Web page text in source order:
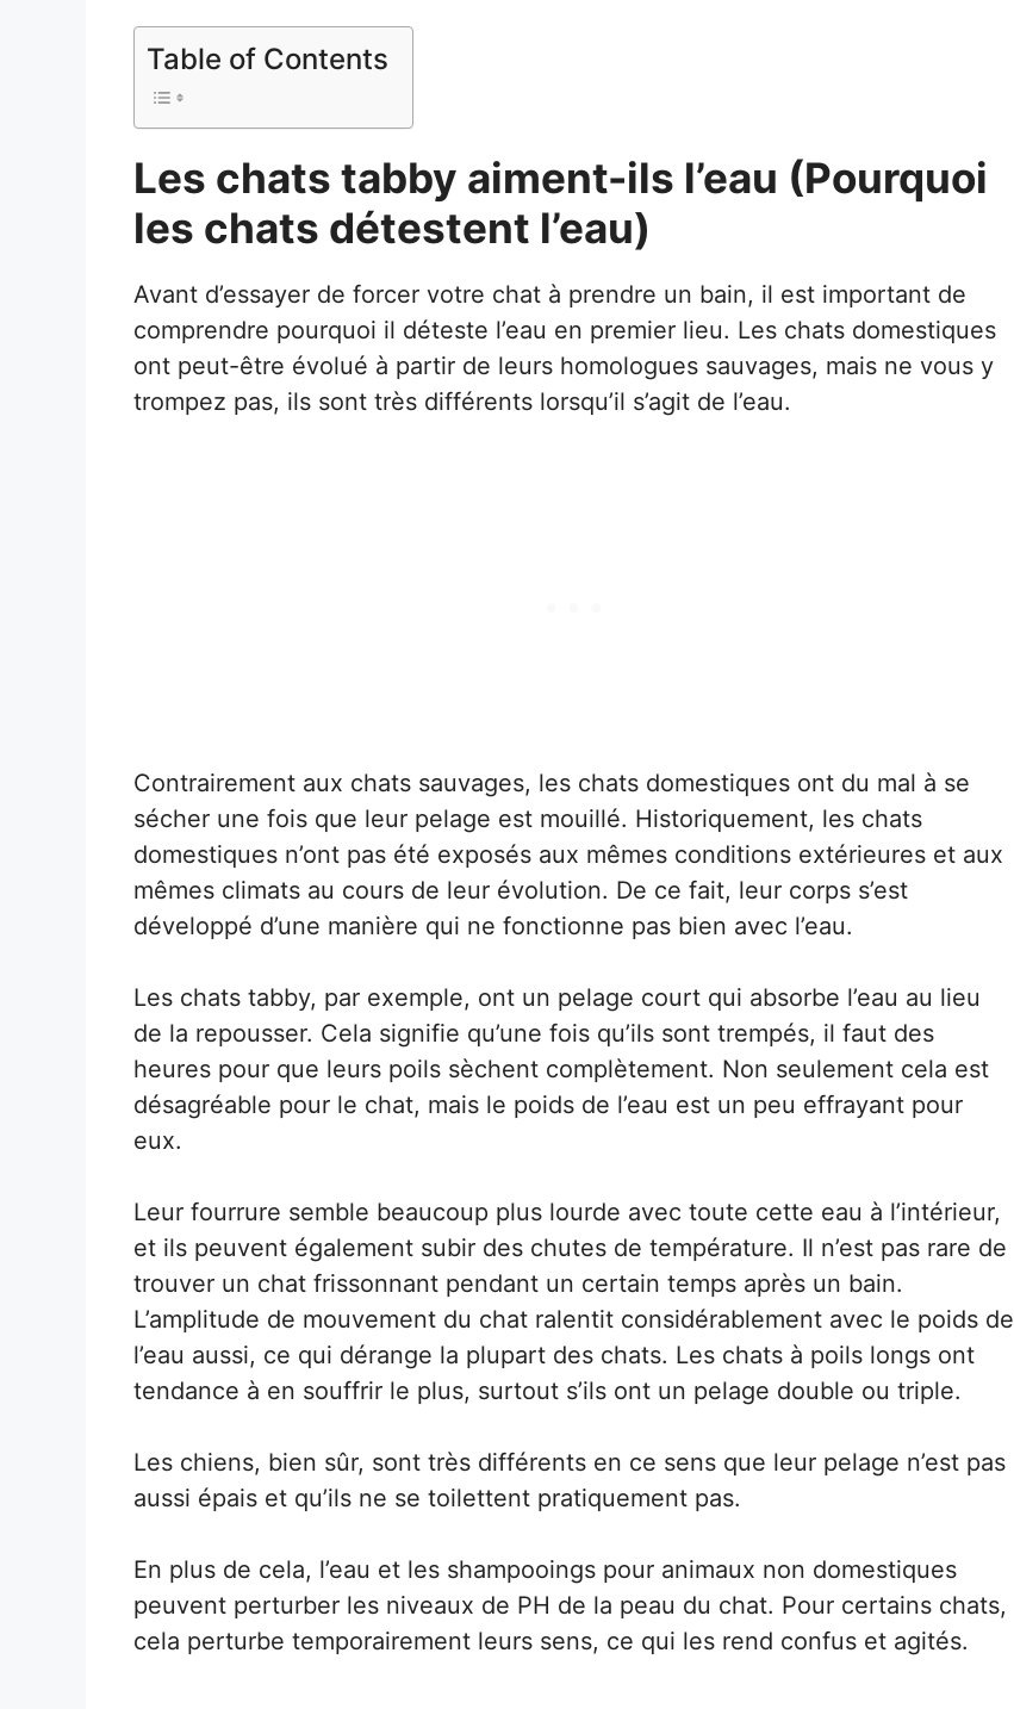
Table of Contents
Les chats tabby aiment-ils l’eau (Pourquoi
les chats détestent l’eau)
Avant d’essayer de forcer votre chat à prendre un bain, il est important de
comprendre pourquoi il déteste l’eau en premier lieu. Les chats domestiques
ont peut-être évolué à partir de leurs homologues sauvages, mais ne vous y
trompez pas, ils sont très différents lorsqu’il s’agit de l’eau.
Contrairement aux chats sauvages, les chats domestiques ont du mal à se
sécher une fois que leur pelage est mouillé. Historiquement, les chats
domestiques n’ont pas été exposés aux mêmes conditions extérieures et aux
mêmes climats au cours de leur évolution. De ce fait, leur corps s’est
développé d’une manière qui ne fonctionne pas bien avec l’eau.
Les chats tabby, par exemple, ont un pelage court qui absorbe l’eau au lieu
de la repousser. Cela signifie qu’une fois qu’ils sont trempés, il faut des
heures pour que leurs poils sèchent complètement. Non seulement cela est
désagréable pour le chat, mais le poids de l’eau est un peu effrayant pour
eux.
Leur fourrure semble beaucoup plus lourde avec toute cette eau à l’intérieur,
et ils peuvent également subir des chutes de température. Il n’est pas rare de
trouver un chat frissonnant pendant un certain temps après un bain.
L’amplitude de mouvement du chat ralentit considérablement avec le poids de
l’eau aussi, ce qui dérange la plupart des chats. Les chats à poils longs ont
tendance à en souffrir le plus, surtout s’ils ont un pelage double ou triple.
Les chiens, bien sûr, sont très différents en ce sens que leur pelage n’est pas
aussi épais et qu’ils ne se toilettent pratiquement pas.
En plus de cela, l’eau et les shampooings pour animaux non domestiques
peuvent perturber les niveaux de PH de la peau du chat. Pour certains chats,
cela perturbe temporairement leurs sens, ce qui les rend confus et agités.